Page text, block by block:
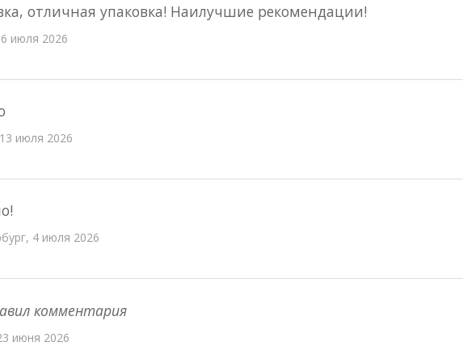
отличная упаковка! Наилучшие рекомендации!
июля 2026
июля 2026
4 июля 2026
комментария
июня 2026